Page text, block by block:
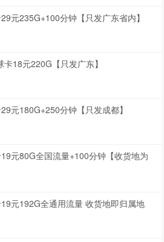
元235G+100分钟【只发广东省内】
卡18元220G【只发广东】
元180G+250分钟【只发成都】
元80G全国流量+100分钟【收货地为
元192G全通用流量 收货地即归属地